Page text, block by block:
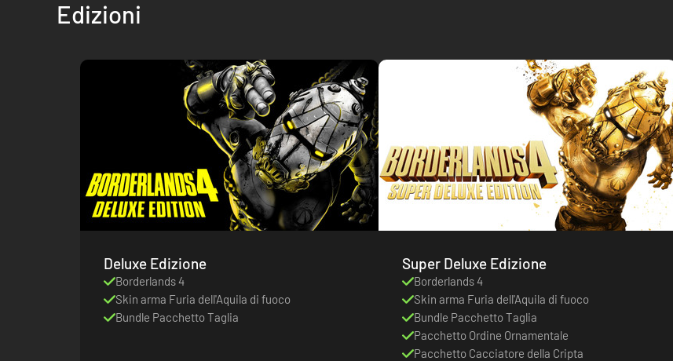
Edizioni
Deluxe Edizione
Borderlands 4
Skin arma Furia dell'Aquila di fuoco
Bundle Pacchetto Taglia
Super Deluxe Edizione
Borderlands 4
Skin arma Furia dell'Aquila di fuoco
Bundle Pacchetto Taglia
Pacchetto Ordine Ornamentale
Pacchetto Cacciatore della Cripta